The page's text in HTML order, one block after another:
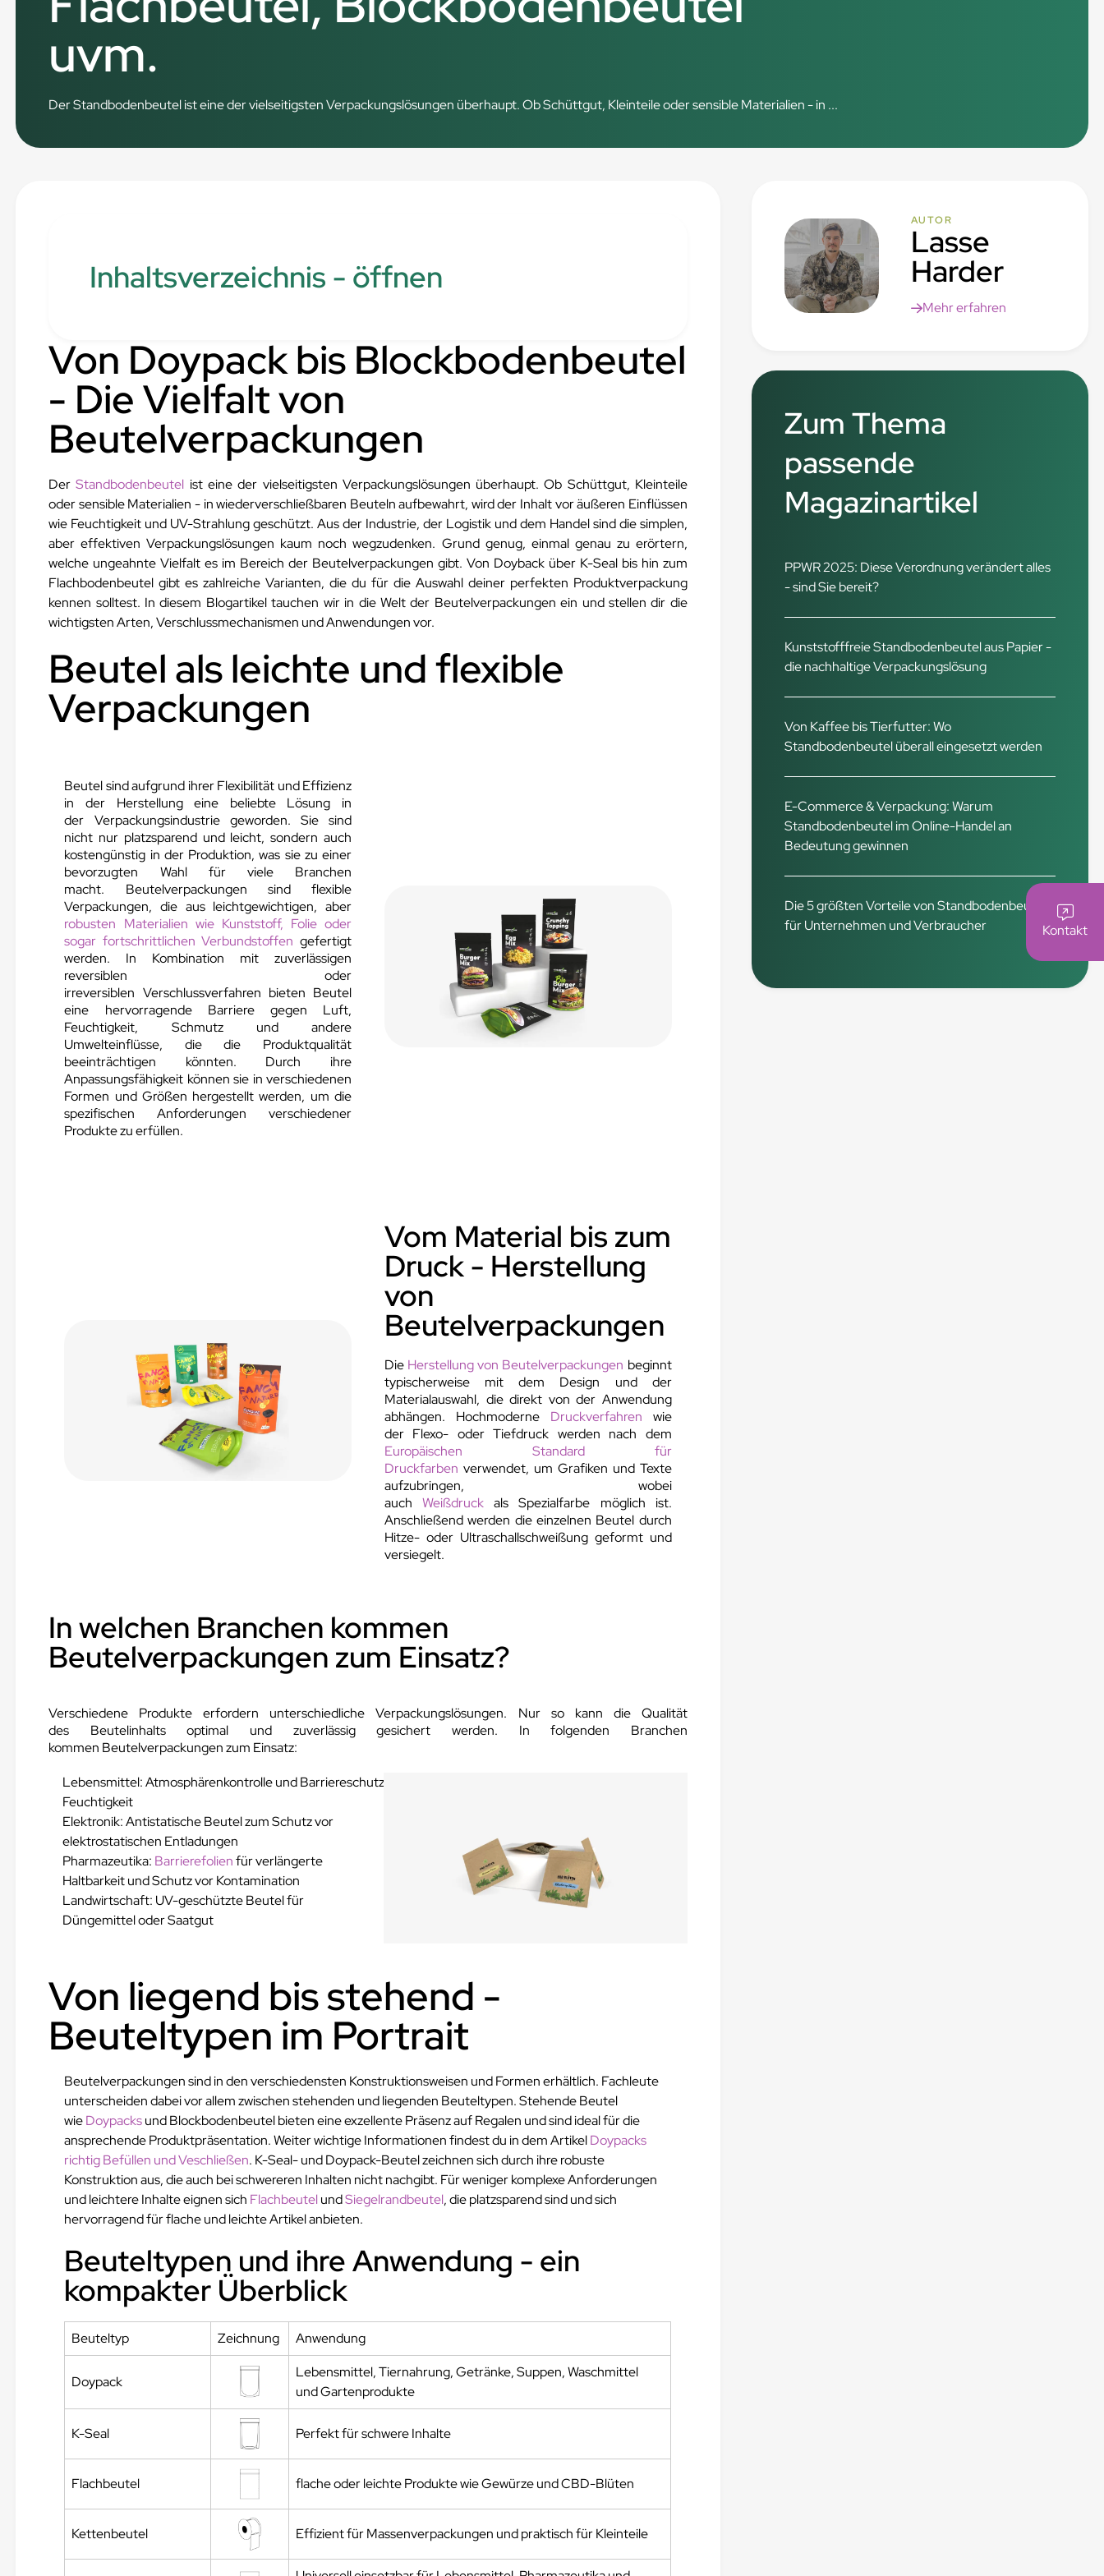
Kontakt
uvm.
Der Standbodenbeutel ist eine der vielseitigsten Verpackungslösungen überhaupt. Ob Schüttgut, Kleinteile oder sensible Materialien - in ...
Inhaltsverzeichnis - öffnen
Von Doypack bis Blockbodenbeutel
- Die Vielfalt von
Beutelverpackungen
DerStandbodenbeutel ist eine der vielseitigsten Verpackungslösungen überhaupt. Ob Schüttgut, Kleinteile
oder sensible Materialien - in wiederverschließbaren Beuteln aufbewahrt, wird der Inhalt vor äußeren Einflüssen
wie Feuchtigkeit und UV-Strahlung geschützt. Aus der Industrie, der Logistik und dem Handel sind die simplen,
aber effektiven Verpackungslösungen kaum noch wegzudenken. Grund genug, einmal genau zu erörtern,
welche ungeahnte Vielfalt es im Bereich der Beutelverpackungen gibt. Von Doyback über K-Seal bis hin zum
Flachbodenbeutel gibt es zahlreiche Varianten, die du für die Auswahl deiner perfekten Produktverpackung
kennen solltest. In diesem Blogartikel tauchen wir in die Welt der Beutelverpackungen ein und stellen dir die
wichtigsten Arten, Verschlussmechanismen und Anwendungen vor.
Beutel als leichte und flexible
Verpackungen
Beutel sind aufgrund ihrer Flexibilität und Effizienz
in der Herstellung eine beliebte Lösung in
der Verpackungsindustrie geworden. Sie sind
nicht nur platzsparend und leicht, sondern auch
kostengünstig in der Produktion, was sie zu einer
bevorzugten Wahl für viele Branchen
macht. Beutelverpackungen sind flexible
Verpackungen, die aus leichtgewichtigen, aber
robusten Materialien wie Kunststoff, Folie oder
sogar fortschrittlichen Verbundstoffen gefertigt
werden. In Kombination mit zuverlässigen
reversiblen oder
irreversiblen Verschlussverfahren bieten Beutel
eine hervorragende Barriere gegen Luft,
Feuchtigkeit, Schmutz und andere
Umwelteinflüsse, die die Produktqualität
beeinträchtigen könnten. Durch ihre
Anpassungsfähigkeit können sie in verschiedenen
Formen und Größen hergestellt werden, um die
spezifischen Anforderungen verschiedener
Produkte zu erfüllen.
Vom Material bis zum
Druck - Herstellung
von
Beutelverpackungen
Die Herstellung von Beutelverpackungen beginnt
typischerweise mit dem Design und der
Materialauswahl, die direkt von der Anwendung
abhängen. Hochmoderne Druckverfahren wie
der Flexo- oder Tiefdruck werden nach dem
Europäischen Standard für
Druckfarben verwendet, um Grafiken und Texte
aufzubringen, wobei
auchWeißdruck als Spezialfarbe möglich ist.
Anschließend werden die einzelnen Beutel durch
Hitze- oder Ultraschallschweißung geformt und
versiegelt.
In welchen Branchen kommen
Beutelverpackungen zum Einsatz?
Verschiedene Produkte erfordern unterschiedliche Verpackungslösungen. Nur so kann die Qualität
des Beutelinhalts optimal und zuverlässig gesichert werden. In folgenden Branchen
kommen Beutelverpackungen zum Einsatz:
Lebensmittel: Atmosphärenkontrolle und Barriereschutz gegen
Feuchtigkeit
Elektronik: Antistatische Beutel zum Schutz vor
elektrostatischen Entladungen
Pharmazeutika: Barrierefolienfür verlängerte
Haltbarkeit und Schutz vor Kontamination
Landwirtschaft: UV-geschützte Beutel für
Düngemittel oder Saatgut
Von liegend bis stehend -
Beuteltypen im Portrait
Beutelverpackungen sind in den verschiedensten Konstruktionsweisen und Formen erhältlich. Fachleute
unterscheiden dabei vor allem zwischen stehenden und liegenden Beuteltypen. Stehende Beutel
wieDoypacksund Blockbodenbeutel bieten eine exzellente Präsenz auf Regalen und sind ideal für die
ansprechende Produktpräsentation. Weiter wichtige Informationen findest du in dem ArtikelDoypacks
richtig Befüllen und Veschließen. K-Seal- und Doypack-Beutel zeichnen sich durch ihre robuste
Konstruktion aus, die auch bei schwereren Inhalten nicht nachgibt. Für weniger komplexe Anforderungen
und leichtere Inhalte eignen sich FlachbeutelundSiegelrandbeutel, die platzsparend sind und sich
hervorragend für flache und leichte Artikel anbieten.
Beuteltypen und ihre Anwendung - ein
kompakter Überblick
Beuteltyp Zeichnung Anwendung
Doypack
Lebensmittel, Tiernahrung, Getränke, Suppen, Waschmittel
und Gartenprodukte
K-Seal Perfekt für schwere Inhalte
Flachbeutel flache oder leichte Produkte wie Gewürze und CBD-Blüten
Kettenbeutel Effizient für Massenverpackungen und praktisch für Kleinteile
AUTOR
Lasse
Harder
Mehr erfahren
Zum Thema
passende
Magazinartikel
PPWR 2025: Diese Verordnung verändert alles
- sind Sie bereit?
Kunststofffreie Standbodenbeutel aus Papier -
die nachhaltige Verpackungslösung
Von Kaffee bis Tierfutter: Wo
Standbodenbeutel überall eingesetzt werden
E-Commerce & Verpackung: Warum
Standbodenbeutel im Online-Handel an
Bedeutung gewinnen
Die 5 größten Vorteile von Standbodenbeuteln
für Unternehmen und Verbraucher